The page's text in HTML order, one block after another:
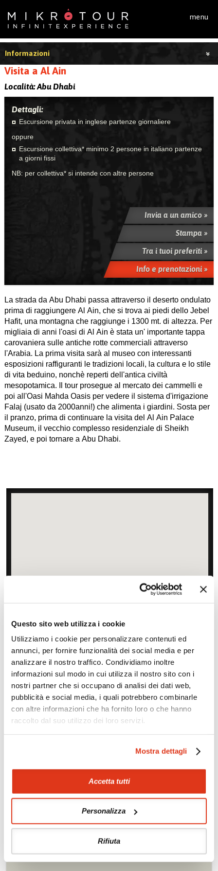
Questo sito web utilizza i cookie
Utilizziamo i cookie per personalizzare contenuti ed
annunci, per fornire funzionalità dei social media e per
analizzare il nostro traffico. Condividiamo inoltre
informazioni sul modo in cui utilizza il nostro sito con i
nostri partner che si occupano di analisi dei dati web,
pubblicità e social media, i quali potrebbero combinarle
con altre informazioni che ha fornito loro o che hanno
raccolto dal suo utilizzo dei loro servizi.
Mostra dettagli
Accetta tutti
Personalizza
Rifiuta
menu
Informazioni
Visita a Al Ain
Località:Abu Dhabi
Dettagli:
Escursione privata in inglese partenze giornaliere
oppure
Escursione collettiva* minimo 2 persone in italiano partenze
a giorni fissi
NB: per collettiva* si intende con altre persone
Invia a un amico »
Stampa »
Tra i tuoi preferiti »
Info e prenotazioni »
La strada da Abu Dhabi passa attraverso il deserto ondulato
prima di raggiungere Al Ain, che si trova ai piedi dello Jebel
Hafit, una montagna che raggiunge i 1300 mt. di altezza. Per
migliaia di anni l'oasi di Al Ain è stata un' importante tappa
carovaniera sulle antiche rotte commerciali attraverso
l'Arabia. La prima visita sarà al museo con interessanti
esposizioni raffiguranti le tradizioni locali, la cultura e lo stile
di vita beduino, nonchè reperti dell'antica civiltà
mesopotamica. Il tour prosegue al mercato dei cammelli e
poi all'Oasi Mahda Oasis per vedere il sistema d'irrigazione
Falaj (usato da 2000anni!) che alimenta i giardini. Sosta per
il pranzo, prima di continuare la visita del Al Ain Palace
Museum, il vecchio complesso residenziale di Sheikh
Zayed, e poi tornare a Abu Dhabi.
Zoom Minimize map
Offerte
Quotazioni di alcune proposte di viaggio, modificabili su
richiesta
Scopri i prezzi »
Da non perdere in Emirati Arabi Uniti
Itinerari naturalistici
Campi tendati nel deserto Soggiorni balneari